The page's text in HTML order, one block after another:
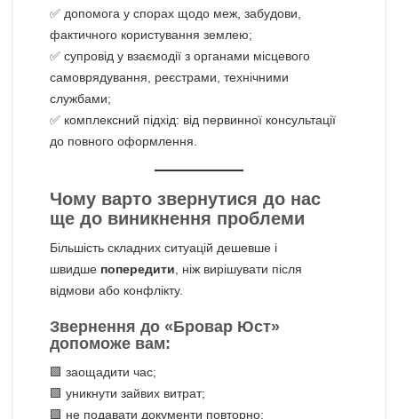
✅ допомога у спорах щодо меж, забудови,
фактичного користування землею;
✅ супровід у взаємодії з органами місцевого
самоврядування, реєстрами, технічними
службами;
✅ комплексний підхід: від первинної консультації
до повного оформлення.
Чому варто звернутися до нас
ще до виникнення проблеми
Більшість складних ситуацій дешевше і
швидше попередити , ніж вирішувати після
відмови або конфлікту.
Звернення до «Бровар Юст»
допоможе вам:
🟩 заощадити час;
🟩 уникнути зайвих витрат;
🟩 не подавати документи повторно;